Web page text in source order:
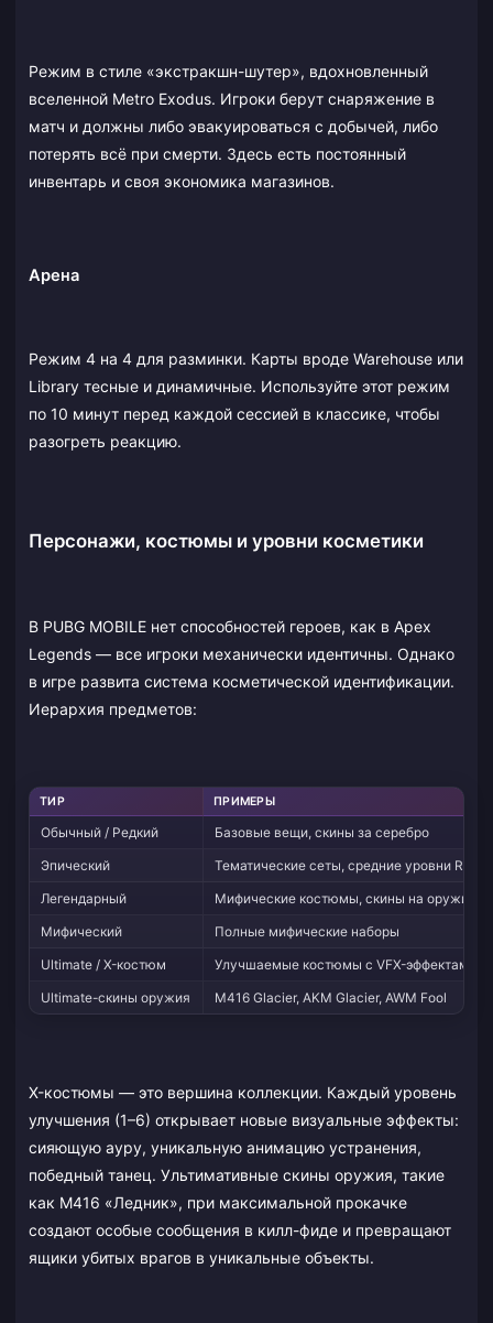
Режим в стиле «экстракшн-шутер», вдохновленный
вселенной Metro Exodus. Игроки берут снаряжение в
матч и должны либо эвакуироваться с добычей, либо
потерять всё при смерти. Здесь есть постоянный
инвентарь и своя экономика магазинов.
Арена
Режим 4 на 4 для разминки. Карты вроде Warehouse или
Library тесные и динамичные. Используйте этот режим
по 10 минут перед каждой сессией в классике, чтобы
разогреть реакцию.
Персонажи, костюмы и уровни косметики
В PUBG MOBILE нет способностей героев, как в Apex
Legends — все игроки механически идентичны. Однако
в игре развита система косметической идентификации.
Иерархия предметов:
ТИР ПРИМЕРЫ
Обычный / Редкий
Базовые вещи, скины за серебро
Эпический
Тематические сеты, средние уровни RP
Легендарный
Мифические костюмы, скины на оружие
Мифический
Полные мифические наборы
Ultimate / X-костюм
Улучшаемые костюмы с VFX-эффектами
Ultimate-скины оружия
M416 Glacier, AKM Glacier, AWM Fool
X-костюмы — это вершина коллекции. Каждый уровень
улучшения (1–6) открывает новые визуальные эффекты:
сияющую ауру, уникальную анимацию устранения,
победный танец. Ультимативные скины оружия, такие
как M416 «Ледник», при максимальной прокачке
создают особые сообщения в килл-фиде и превращают
ящики убитых врагов в уникальные объекты.